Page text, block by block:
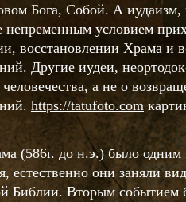
Бога, Собой. А иудаизм,
непременным условием
восстановлении Храма и
Другие иудеи,
а не о
https://tatufoto.com
(586г. до н.э.) было
естественно они заняли
Библии. Вторым событием